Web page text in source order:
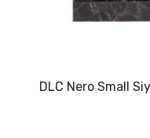
DLC Nero Small